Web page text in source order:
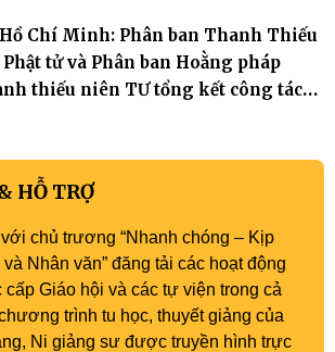
Hồ Chí Minh: Phân ban Thanh Thiếu
tử và Phân ban Hoằng pháp
thiếu niên TƯ tổng kết công tác
HỖ TRỢ
chủ trương “Nhanh chóng – Kịp
Nhân văn” đăng tải các hoạt động
cấp Giáo hội và các tự viện trong cả
trình tu học, thuyết giảng của
Ni giảng sư được truyền hình trực